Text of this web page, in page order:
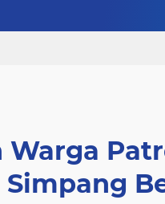
Warga